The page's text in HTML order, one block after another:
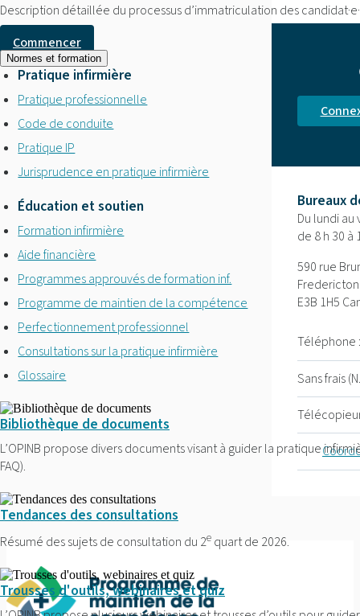
Bureaux
Du lundi
de 8 h 30 à
590 rue
Fredericton
E3B 1H5
Téléphone :
Sans frais
Description détaillée du processus d’immatriculation des
Commencer
Normes et formation
Pratique infirmière
Pratique professionnelle
Code de conduite
Pratique IP
Jurisprudence en pratique infirmière
Éducation et soutien
Formation infirmière
Aide financière
Programmes approuvés de formation inf.
Programme de maintien de la compétence
Perfectionnement professionnel
Consultations sur la pratique infirmière
Glossaire
Bibliothèque de documents
L’OPINB propose divers documents visant à guider la pratique
FAQ).
Tendances des consultations
Résumé des sujets de consultation du 2e quart de 2026.
Trousses d'outils, webinaires et quiz